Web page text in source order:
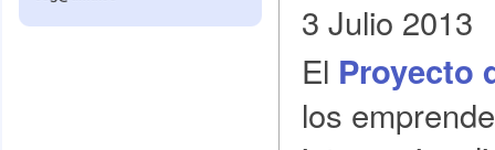
3 Julio 2013
El Proyecto
los